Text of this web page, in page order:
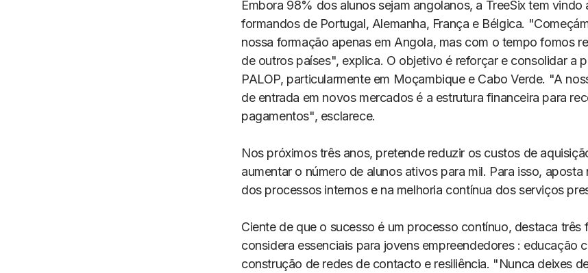
Embora 98% dos alunos sejam angolanos, a TreeSix tem vindo
formandos de Portugal, Alemanha, França e Bélgica.
nossa formação apenas em Angola, mas com o tempo fomos
de outros países", explica. O objetivo é reforçar e consolidar a
PALOP, particularmente em Moçambique e Cabo Verde. "A
de entrada em novos mercados é a estrutura financeira para
pagamentos", esclarece.
Nos próximos três anos, pretende reduzir os custos de
aumentar o número de alunos ativos para mil. Para isso, aposta
dos processos internos e na melhoria contínua dos serviços
Ciente de que o sucesso é um processo contínuo, destaca três
considera essenciais para jovens empreendedores : educação
construção de redes de contacto e resiliência. "Nunca deixes